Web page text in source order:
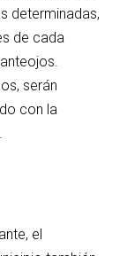
determinadas,
de cada
serán
con la
el